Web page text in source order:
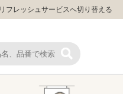
リフレッシュサービスへ切り替える